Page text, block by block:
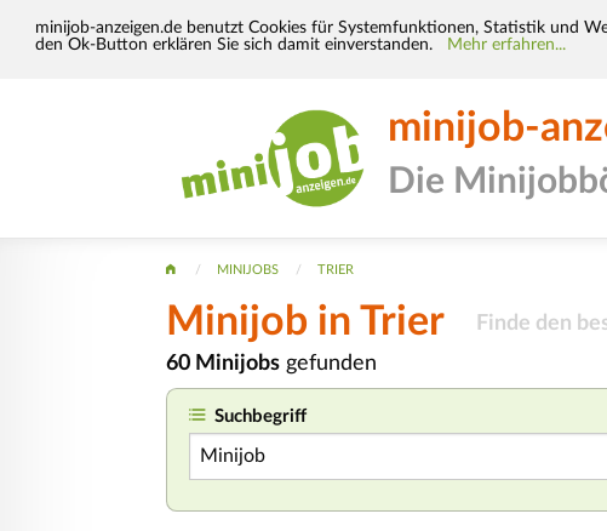
minijob-anzeigen.de benutzt Cookies für Systemfunktionen, Statistik und
den Ok-Button erklären Sie sich damit einverstanden.
Mehr erfahren...
minijob-
Die
MINIJOBS TRIER
Minijob in Trier Finde den
60 Minijobs gefunden
Suchbegriff